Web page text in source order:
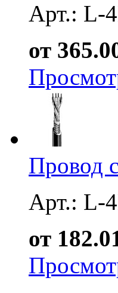
Арт.: L-
от
Провод
Арт.: L-
от